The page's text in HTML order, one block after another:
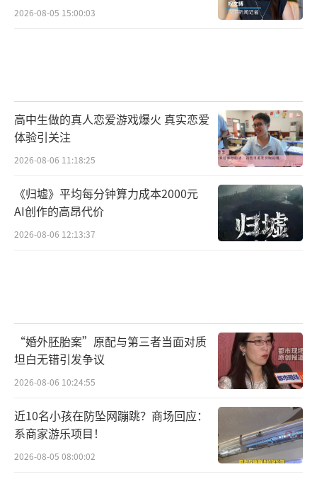
2026-08-05 15:00:03
高中生做的真人恋爱游戏爆火 真实恋爱
体验引关注
2026-08-06 11:18:25
《归墟》平均每分钟算力成本2000元
AI创作的高昂代价
2026-08-06 12:13:37
“婚外胚胎案”原配与第三者当面对质
坦白无错引发争议
2026-08-06 10:24:55
近10名小孩在防坠网蹦跳？商场回应：
系商家游乐项目！
2026-08-05 08:00:02